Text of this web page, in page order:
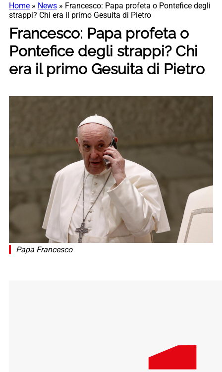
Home » News » Francesco: Papa profeta o Pontefice degli
strappi? Chi era il primo Gesuita di Pietro
Francesco: Papa profeta o
Pontefice degli strappi? Chi
era il primo Gesuita di Pietro
Papa Francesco